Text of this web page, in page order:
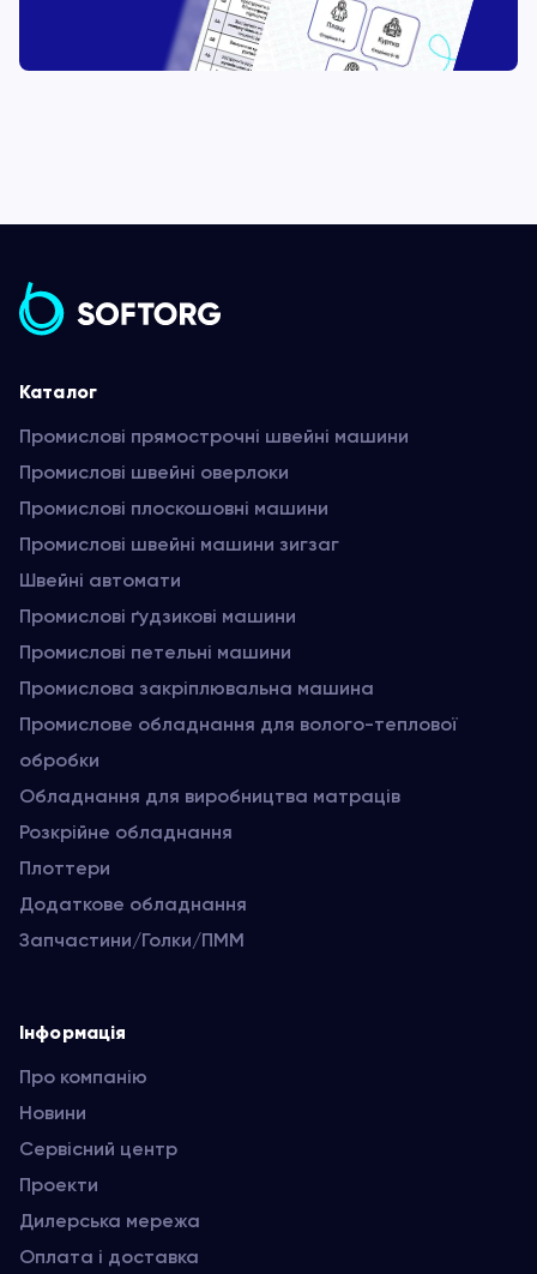
Каталог
Промислові прямострочні швейні машини
Промислові швейні оверлоки
Промислові плоскошовні машини
Промислові швейні машини зигзаг
Швейні автомати
Промислові ґудзикові машини
Промислові петельні машини
Промислова закріплювальна машина
Промислове обладнання для волого-теплової
обробки
Обладнання для виробництва матраців
Розкрійне обладнання
Плоттери
Додаткове обладнання
Запчастини/Голки/ПММ
Інформація
Про компанію
Новини
Сервісний центр
Проекти
Дилерська мережа
Оплата і доставка